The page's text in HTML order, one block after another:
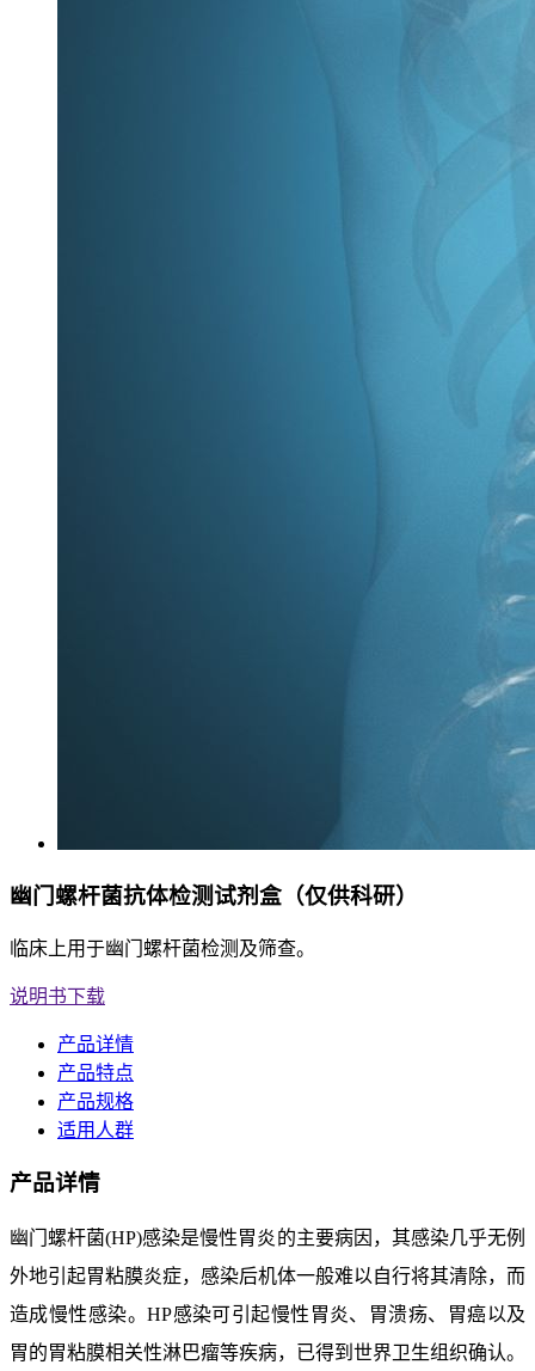
幽门螺杆菌抗体检测试剂盒（仅供科研）
临床上用于幽门螺杆菌检测及筛查。
说明书下载
产品详情
产品特点
产品规格
适用人群
产品详情
幽门螺杆菌(HP)感染是慢性胃炎的主要病因，其感染几乎无例
外地引起胃粘膜炎症，感染后机体一般难以自行将其清除，而
造成慢性感染。HP感染可引起慢性胃炎、胃溃疡、胃癌以及
胃的胃粘膜相关性淋巴瘤等疾病，已得到世界卫生组织确认。